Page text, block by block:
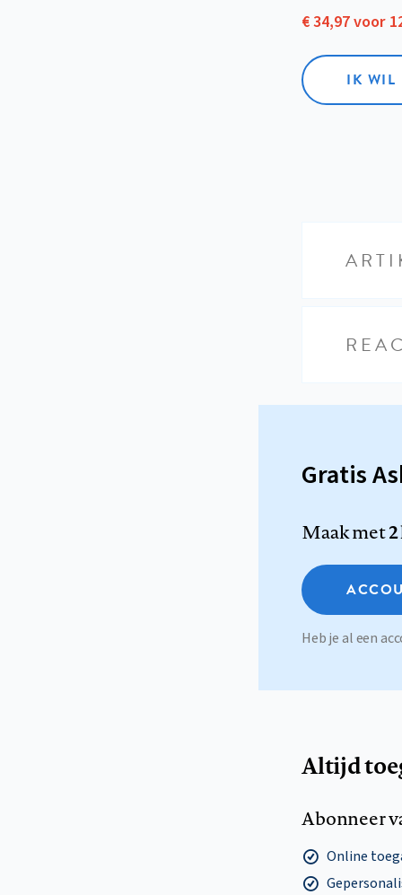
€ 34,97 voor
IK WIL
Gratis
Maak met
Heb je al een
Altijd
Abonneer
Online